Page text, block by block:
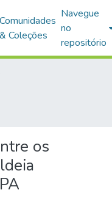
Comunidades
& Coleções
Navegue
no
repositório
os